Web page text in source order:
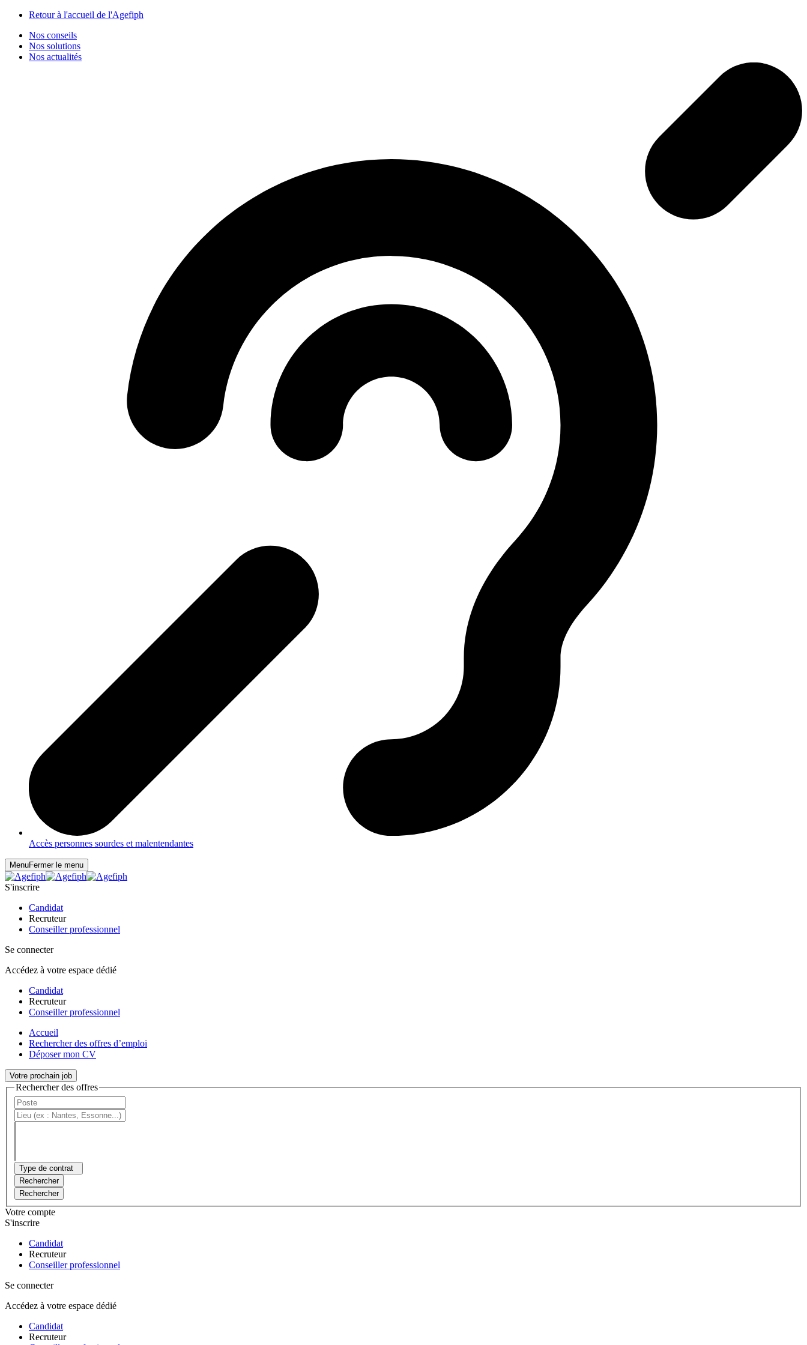
Retour à l'accueil de l'Agefiph
Nos conseils
Nos solutions
Nos actualités
Accès personnes sourdes et malentendantes
MenuFermer le menu
S'inscrire
Candidat
Recruteur
Conseiller professionnel
Se connecter
Accédez à votre espace dédié
Candidat
Recruteur
Conseiller professionnel
Accueil
Rechercher des offres d’emploi
Déposer mon CV
Votre prochain job
Rechercher des offres
Type de contrat
Rechercher
Rechercher
Votre compte
S'inscrire
Candidat
Recruteur
Conseiller professionnel
Se connecter
Accédez à votre espace dédié
Candidat
Recruteur